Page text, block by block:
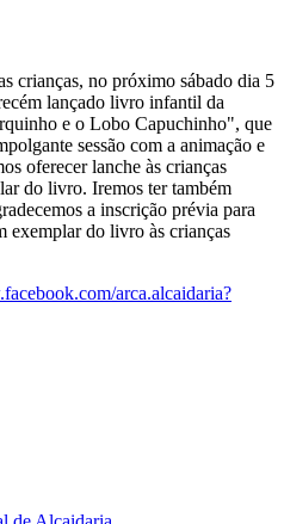
crianças, no próximo sábado dia 5
lançado livro infantil da
e o Lobo Capuchinho", que
sessão com a animação e
oferecer lanche às crianças
do livro. Iremos ter também
a inscrição prévia para
exemplar do livro às crianças
arca.alcaidaria?